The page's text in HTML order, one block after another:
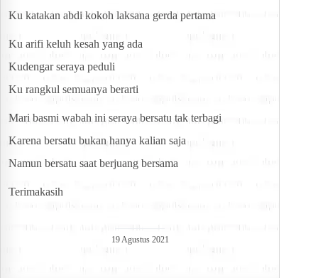
Ku katakan abdi kokoh laksana gerda pertama
Ku arifi keluh kesah yang ada
Kudengar seraya peduli
Ku rangkul semuanya berarti
Mari basmi wabah ini seraya bersatu tak terbagi
Karena bersatu bukan hanya kalian saja
Namun bersatu saat berjuang bersama
Terimakasih
19 Agustus 2021